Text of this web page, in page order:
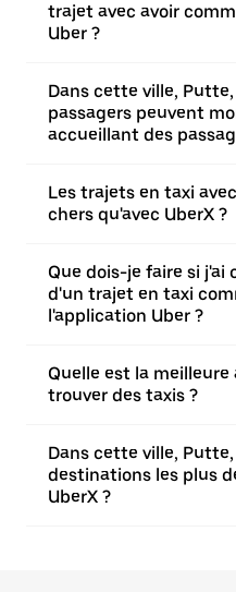
trajet avec avoir
Uber ?
Dans cette ville,
passagers peuvent
accueillant des
Les trajets en taxi
chers qu'avec UberX ?
Que dois-je faire si j'ai
d'un trajet en taxi
l'application Uber ?
Quelle est la
trouver des taxis ?
Dans cette ville,
destinations les plus
UberX ?